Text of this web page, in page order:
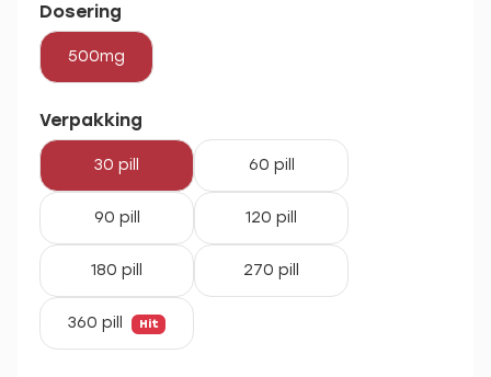
Dosering
500mg
Verpakking
30 pill 60 pill
90 pill 120 pill
180 pill 270 pill
360 pill Hit